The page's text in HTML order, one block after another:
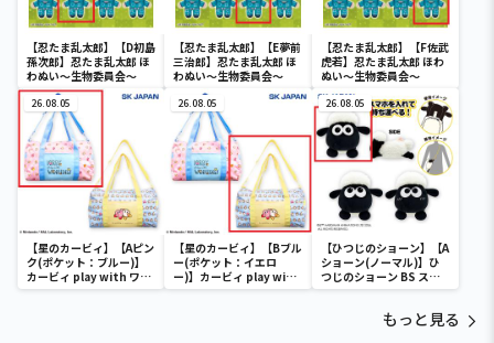
【忍たま乱太郎】【D初島
孫次郎】忍たま乱太郎 ほ
わぬい～生物委員会～
【忍たま乱太郎】【E夢前
三治郎】忍たま乱太郎 ほ
わぬい～生物委員会～
【忍たま乱太郎】【F佐武
虎若】忍たま乱太郎 ほわ
ぬい～生物委員会～
26.08.05
【星のカービィ】【Aピン
ク(ポケット：ブルー)】
カービィ play with ワド
ルディ ボストンバッグ
26.08.05
【星のカービィ】【Bブル
ー(ポケット：イエロ
ー)】カービィ play with
ワドルディ ボストンバッ
26.08.05
【ひつじのショーン】【A
ショーン(ノーマル)】ひ
つじのショーン BS スマ
ホショーンルダー
もっと見る